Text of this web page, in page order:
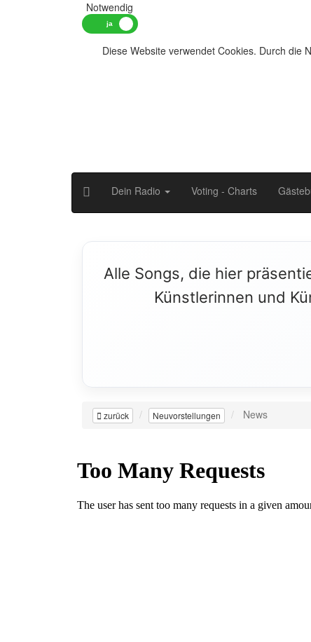
Notwendig
Diese Website verwendet Cookies. Durch die
Dein Radio Voting - Charts
Alle Songs, die hier
Künstlerinnen und
zurück Neuvorstellungen News